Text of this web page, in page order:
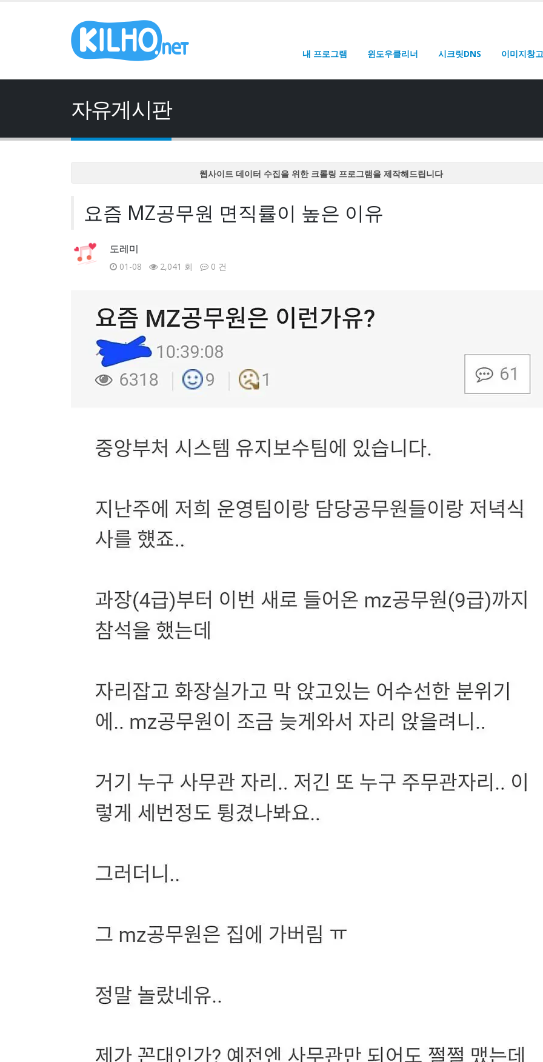
내 프로그램 윈도우클리너 시크릿DNS 이미지창고
자유게시판
웹사이트 데이터 수집을 위한 크롤링 프로그램을 제작해드립니다
웹사이트 데이터 수집을 위한 크롤링 프로그램을 제작해드립니다
요즘 MZ공무원 면직률이 높은 이유
도레미
01-08 2,041 회 0 건